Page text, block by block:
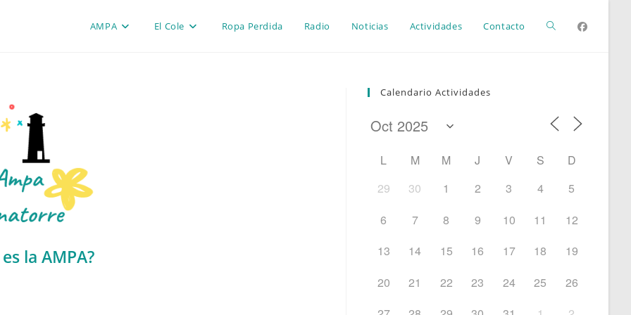
AMPA El Cole Ropa Perdida Radio Noticias Actividades Contacto Alternar
de
la AMPA?
Calendario Actividades
L M M J V S
D
29
30 1 2 3 4
5
6
7 8 9 10 11
12
13
14 15 16 17 18
19
20
21 22 23 24 25
26